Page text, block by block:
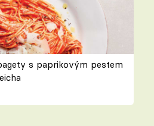
s paprikovým pestem